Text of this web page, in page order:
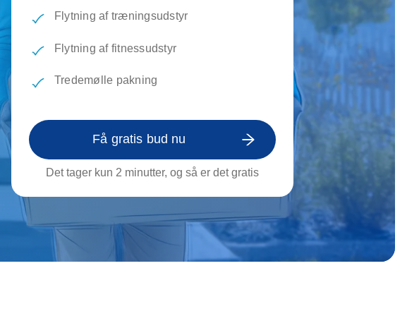
Udflytnings rengøring
Flytning af træningsudstyr
Flytning af fitnessudstyr
Tredemølle pakning
Få gratis bud nu
Det tager kun 2 minutter, og så er det gratis